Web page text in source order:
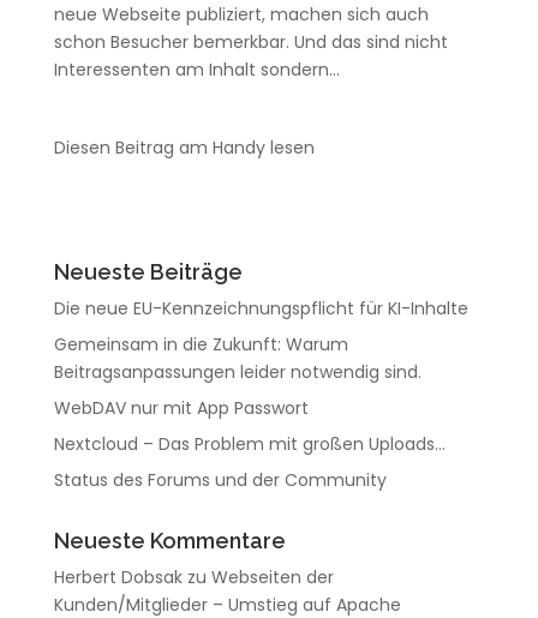
neue Webseite publiziert, machen sich auch
schon Besucher bemerkbar. Und das sind nicht
Interessenten am Inhalt sondern...
Diesen Beitrag am Handy lesen
Neueste Beiträge
Die neue EU-Kennzeichnungspflicht für KI-Inhalte
Gemeinsam in die Zukunft: Warum
Beitragsanpassungen leider notwendig sind.
WebDAV nur mit App Passwort
Nextcloud – Das Problem mit großen Uploads…
Status des Forums und der Community
Neueste Kommentare
Herbert Dobsakzu Webseiten der
Kunden/Mitglieder – Umstieg auf Apache